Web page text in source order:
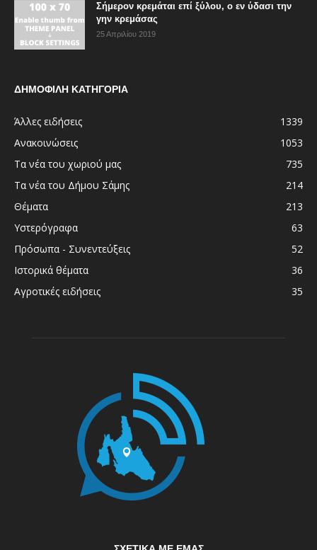
Σήμερον κρεμάται επί ξύλου, ο εν ύδασι την
γην κρεμάσας
25 Απριλίου 2019
ΔΗΜΟΦΙΛΗ ΚΑΤΗΓΟΡΙΑ
Άλλες ειδήσεις
1339
Ανακοινώσεις
1053
Τα νέα του χωριού μας
735
Τα νέα του Δήμου Σάμης
214
Θέματα
213
Υστερόγραφα
63
Πρόσωπα - Συνεντεύξεις
52
Ιστορικά θέματα
36
Αγροτικές ειδήσεις
35